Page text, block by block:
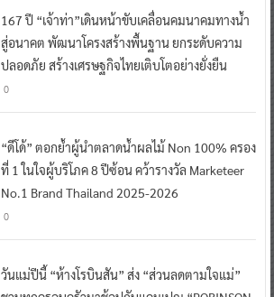
167 ปี “เจ้าท่า”เดินหน้าขับเคลื่อนคมนาคมทางน้ำ
สู่อนาคต พัฒนาโครงสร้างพื้นฐาน ยกระดับความ
ปลอดภัย สร้างเศรษฐกิจไทยเติบโตอย่างยั่งยืน
0
“ดีโด้” ตอกย้ำผู้นำตลาดน้ำผลไม้ Non 100% ครอง
ที่ 1 ในใจผู้บริโภค 8 ปีซ้อน คว้ารางวัล Marketeer
No.1 Brand Thailand 2025-2026
0
วันแม่ปีนี้ “ห้างโรบินสัน” ส่ง “ส่วนลดตามใจแม่”